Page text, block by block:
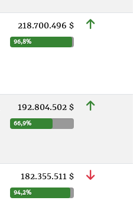
218.700.496 $
96,8%
192.804.502 $
66,9%
182.355.511 $
94,2%